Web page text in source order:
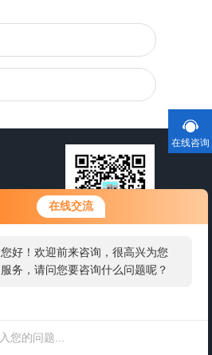
在线交流
您好！欢迎前来咨询，很高兴为您
服务，请问您要咨询什么问题呢？
您好，看您停留很久了，是否找到
了需求产品，您可以直接在线与我
扫一扫，关注我们
在线咨询